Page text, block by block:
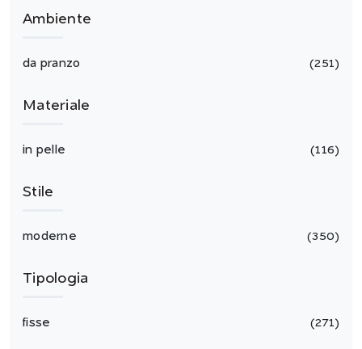
Ambiente
da pranzo 251
Materiale
in pelle 116
Stile
moderne 350
Tipologia
fisse 271